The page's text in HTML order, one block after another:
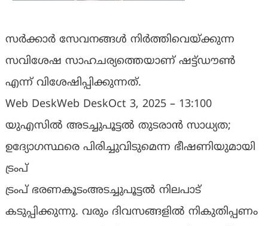
സര്‍ക്കാര്‍ സേവനങ്ങള്‍ നിര്‍ത്തിവെയ്ക്കുന്ന
സവിശേഷ സാഹചര്യത്തെയാണ് ഷട്ട്ഡൗണ്‍
എന്ന് വിശേഷിപ്പിക്കുന്നത്.
Web DeskWeb DeskOct 3, 2025 – 13:100
യുഎസിൽ അടച്ചുപൂട്ടൽ തുടരാൻ സാധ്യത;
ഉദ്യോഗസ്ഥരെ പിരിച്ചുവിടുമെന്ന ഭീഷണിയുമായി
ട്രംപ്
ട്രംപ് ഭരണകൂടംഅടച്ചുപൂട്ടല്‍ നിലപാട്
കടുപ്പിക്കുന്നു. വരും ദിവസങ്ങളില്‍ നികുതിപ്പണം